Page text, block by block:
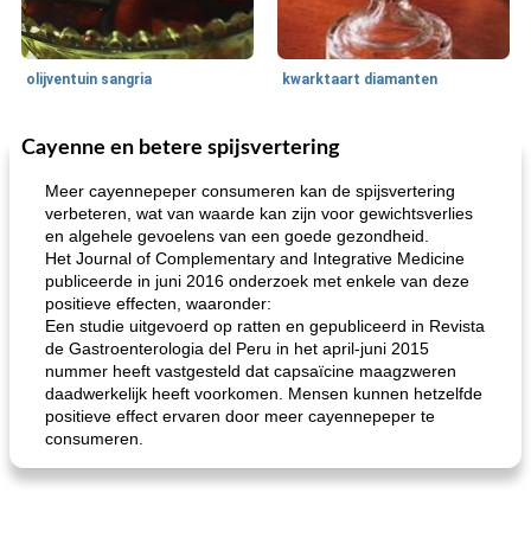
olijventuin sangria kwarktaart diamanten
65min
Feestdagen en evenementen
de jamcake van Georgië tennessee
One Dish Meal
blauwe kaasperen kip
Cayenne en betere spijsvertering
Meer cayennepeper consumeren kan de spijsvertering
verbeteren, wat van waarde kan zijn voor gewichtsverlies
en algehele gevoelens van een goede gezondheid.
Het Journal of Complementary and Integrative Medicine
publiceerde in juni 2016 onderzoek met enkele van deze
positieve effecten, waaronder:
Een studie uitgevoerd op ratten en gepubliceerd in Revista
de Gastroenterologia del Peru in het april-juni 2015
nummer heeft vastgesteld dat capsaïcine maagzweren
daadwerkelijk heeft voorkomen. Mensen kunnen hetzelfde
positieve effect ervaren door meer cayennepeper te
consumeren.